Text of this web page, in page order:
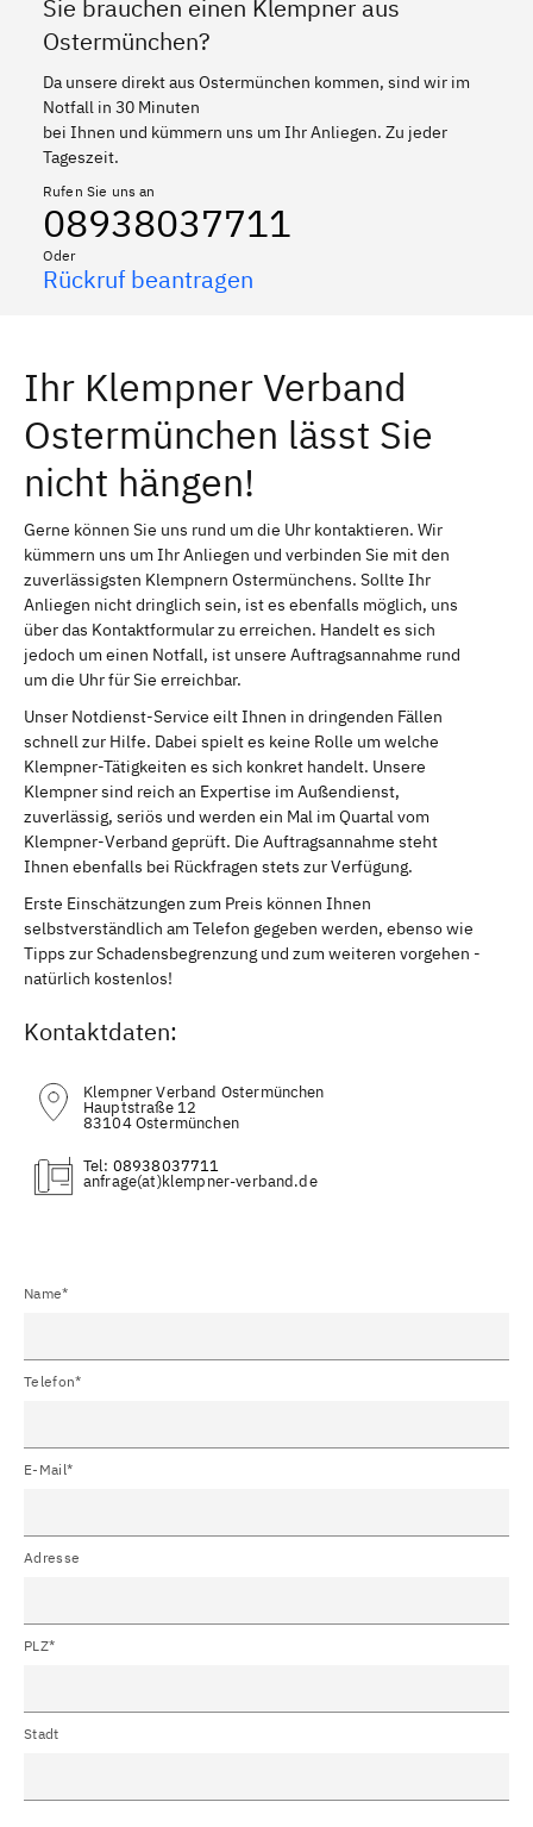
Sie brauchen einen Klempner aus
Ostermünchen?
Da unsere direkt aus Ostermünchen kommen, sind wir im
Notfall in 30 Minuten
bei Ihnen und kümmern uns um Ihr Anliegen. Zu jeder
Tageszeit.
Rufen Sie uns an
08938037711
Oder
Rückruf beantragen
Ihr Klempner Verband
Ostermünchen lässt Sie
nicht hängen!
Gerne können Sie uns rund um die Uhr kontaktieren. Wir
kümmern uns um Ihr Anliegen und verbinden Sie mit den
zuverlässigsten Klempnern Ostermünchens. Sollte Ihr
Anliegen nicht dringlich sein, ist es ebenfalls möglich, uns
über das Kontaktformular zu erreichen. Handelt es sich
jedoch um einen Notfall, ist unsere Auftragsannahme rund
um die Uhr für Sie erreichbar.
Unser Notdienst-Service eilt Ihnen in dringenden Fällen
schnell zur Hilfe. Dabei spielt es keine Rolle um welche
Klempner-Tätigkeiten es sich konkret handelt. Unsere
Klempner sind reich an Expertise im Außendienst,
zuverlässig, seriös und werden ein Mal im Quartal vom
Klempner-Verband geprüft. Die Auftragsannahme steht
Ihnen ebenfalls bei Rückfragen stets zur Verfügung.
Erste Einschätzungen zum Preis können Ihnen
selbstverständlich am Telefon gegeben werden, ebenso wie
Tipps zur Schadensbegrenzung und zum weiteren vorgehen -
natürlich kostenlos!
Kontaktdaten:
Klempner Verband Ostermünchen
Hauptstraße 12
83104 Ostermünchen
Tel: 08938037711
(at)
Name*
Telefon*
E-Mail*
Adresse
PLZ*
Stadt